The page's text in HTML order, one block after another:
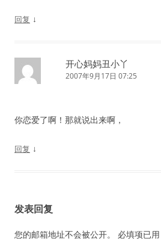
回复 ↓
开心妈妈丑小丫
2007年9月17日 07:25
你恋爱了啊！那就说出来啊，
回复 ↓
发表回复
您的邮箱地址不会被公开。 必填项已用